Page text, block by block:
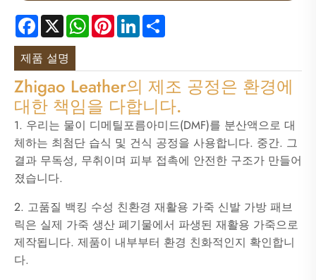
Facebook
X WhatsApp
PinterestLinkedIn
제품 설명
Zhigao Leather의 제조 공정은 환경에
대한 책임을 다합니다.
1. 우리는 물이 디메틸포름아미드(DMF)를 분산액으로 대
체하는 최첨단 습식 및 건식 공정을 사용합니다. 중간. 그
결과 무독성, 무취이며 피부 접촉에 안전한 구조가 만들어
졌습니다.
2. 고품질 백킹 수성 친환경 재활용 가죽 신발 가방 패브
릭은 실제 가죽 생산 폐기물에서 파생된 재활용 가죽으로
제작됩니다. 제품이 내부부터 환경 친화적인지 확인합니
다.